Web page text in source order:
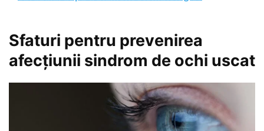
Sfaturi pentru prevenirea
afecțiunii sindrom de ochi uscat